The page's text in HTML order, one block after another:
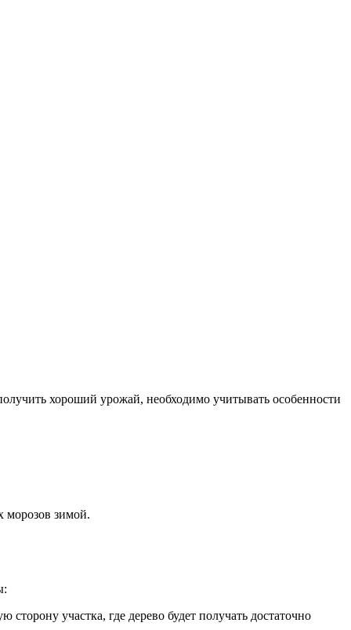
хороший урожай, необходимо учитывать особенности
морозов зимой.
участка, где дерево будет получать достаточно